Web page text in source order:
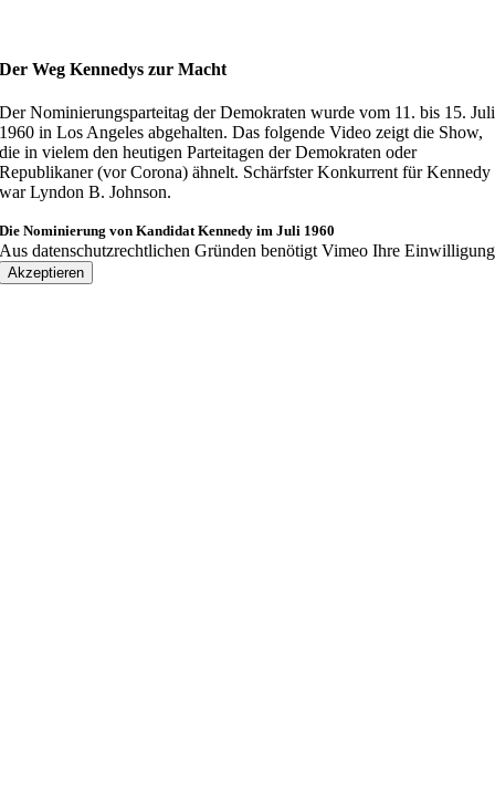
Der Weg Kennedys zur Macht
Der Nominierungsparteitag der Demokraten wurde vom 11. bis 15. Juli
1960 in Los Angeles abgehalten. Das folgende Video zeigt die Show,
die in vielem den heutigen Parteitagen der Demokraten oder
Republikaner (vor Corona) ähnelt. Schärfster Konkurrent für Kennedy
war Lyndon B. Johnson.
Die Nominierung von Kandidat Kennedy im Juli 1960
Aus datenschutzrechtlichen Gründen benötigt Vimeo Ihre
Akzeptieren